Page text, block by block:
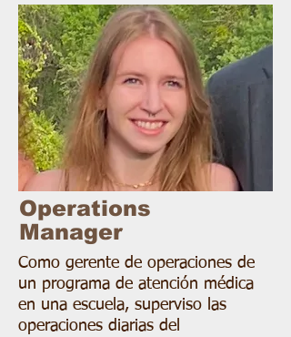
Operations
Manager
Como gerente de operaciones de
un programa de atención médica
en una escuela, superviso las
operaciones diarias del